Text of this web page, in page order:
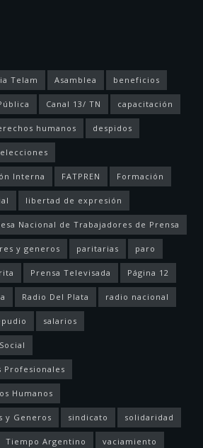
Telam Asamblea beneficios
Canal 13/ TN capacitación
humanos despidos
elecciones
Interna FATPREN Formación
libertad de expresión
Nacional de Trabajadores de Prensa
y generos paritarias paro
Prensa Televisada Página 12
Radio Del Plata radio nacional
salarios
Profesionales
Humanos
y Generos sindicato solidaridad
Tiempo Argentino vaciamiento